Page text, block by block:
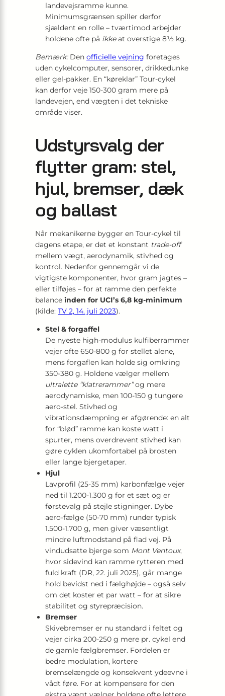
landevejsramme kunne.
Minimumsgrænsen spiller derfor
sjældent en rolle – tværtimod arbejder
holdene ofte på ikkeat overstige 8½ kg.
Bemærk:Den officielle vejning foretages
uden cykelcomputer, sensorer, drikkedunke
eller gel-pakker. En “køre­klar” Tour-cykel
kan derfor veje 150-300 gram mere på
landevejen, end vægten i det tekniske
område viser.
Udstyrsvalg der
flytter gram: stel,
hjul, bremser, dæk
og ballast
Når mekanikerne bygger en Tour-cykel til
dagens etape, er det et konstant trade-off
mellem vægt, aerodynamik, stivhed og
kontrol. Nedenfor gennemgår vi de
vigtigste komponenter, hvor gram jagtes –
eller tilføjes – for at ramme den perfekte
balance inden for UCI’s 6,8 kg-minimum
(kilde: TV 2, 14. juli 2023).
Stel & forgaffel
De nyeste high-modulus kulfiberrammer
vejer ofte 650-800 g for stellet alene,
mens forgaflen kan holde sig omkring
350-380 g. Holdene vælger mellem
ultralette “klatrerammer”og mere
aerodynamiske, men 100-150 g tungere
aero-stel. Stivhed og
vibrationsdæmpning er afgørende: en alt
for “blød” ramme kan koste watt i
spurter, mens overdrevent stivhed kan
gøre cyklen ukomfortabel på brosten
eller lange bjergetaper.
Hjul
Lavprofil (25-35 mm) karbonfælge vejer
ned til 1.200-1.300 g for et sæt og er
førstevalg på stejle stigninger. Dybe
aero-fælge (50-70 mm) runder typisk
1.500-1.700 g, men giver væsentligt
mindre luftmodstand på flad vej. På
vindudsatte bjerge som Mont Ventoux,
hvor sidevind kan ramme rytteren med
fuld kraft (DR, 22. juli 2025), går mange
hold bevidst ned i fælghøjde – også selv
om det koster et par watt – for at sikre
stabilitet og styrepræcision.
Bremser
Skivebremser er nu standard i feltet og
vejer cirka 200-250 g mere pr. cykel end
de gamle fælgbremser. Fordelen er
bedre modulation, kortere
bremselængde og konsekvent ydeevne i
vådt føre. For at kompensere for den